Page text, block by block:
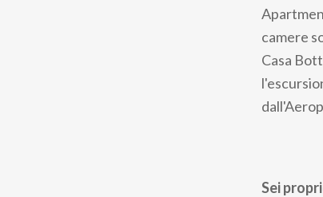
camere
Casa
Sei